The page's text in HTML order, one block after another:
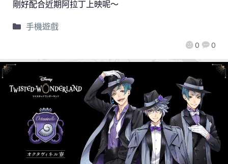
0 0
剛好配合近期阿拉丁上映呢～
手機遊戲